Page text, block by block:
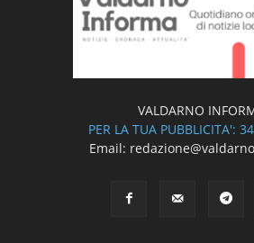
VALDARNO
PER LA TUA PUBBLICITA':
Email: